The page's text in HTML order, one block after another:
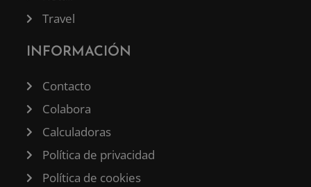
Travel
INFORMACIÓN
Contacto
Colabora
Calculadoras
Política de privacidad
Política de cookies